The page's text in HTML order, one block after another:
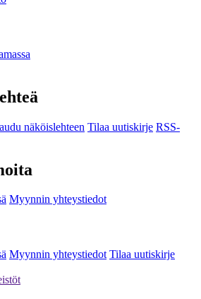
näköislehteen Tilaa uutiskirje RSS-
Myynnin yhteystiedot
Myynnin yhteystiedot Tilaa uutiskirje